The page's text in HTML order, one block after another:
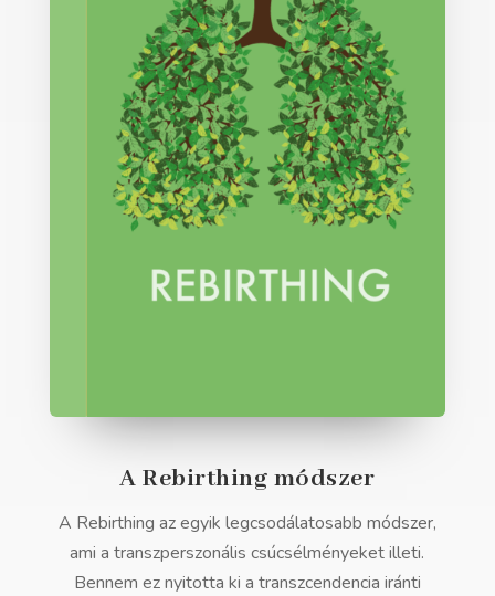
A Rebirthing módszer
A Rebirthing az egyik legcsodálatosabb módszer,
ami a transzperszonális csúcsélményeket illeti.
Bennem ez nyitotta ki a transzcendencia iránti